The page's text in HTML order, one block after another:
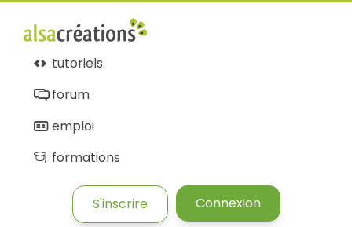
tutoriels
forum
emploi
formations
S'inscrire Connexion